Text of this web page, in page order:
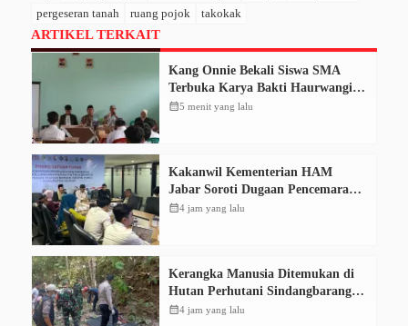
pergeseran tanah
ruang pojok takokak
ARTIKEL TERKAIT
Kang Onnie Bekali Siswa SMA
Terbuka Karya Bakti Haurwangi
dengan Pendidikan Demokrasi
calendar_month5 menit yang lalu
Kakanwil Kementerian HAM
Jabar Soroti Dugaan Pencemaran
Sungai Cikeas, Dinilai Ancam Hak
calendar_month4 jam yang lalu
Kerangka Manusia Ditemukan di
Hutan Perhutani Sindangbarang,
Polisi Selidiki Identitas Korban
calendar_month4 jam yang lalu